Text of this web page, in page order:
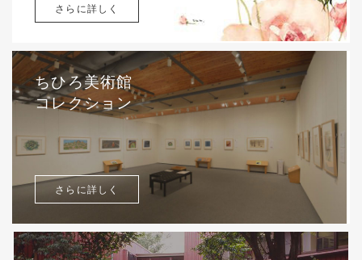
さらに詳しく
ちひろ美術館
コレクション
さらに詳しく